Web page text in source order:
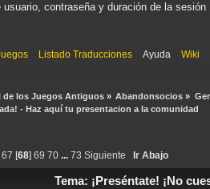
usuario, contraseña y duración de la sesión
Listado Traducciones Ayuda Wiki
de los Juegos Antiguos» Abandonsocios »
- Haz aquí tu presentacion a la comunidad
67 [68] 69 70 ... 73 Siguiente Ir Abajo
Tema: ¡Preséntate! ¡No